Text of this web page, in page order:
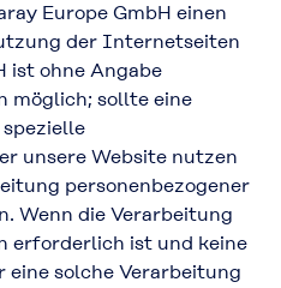
Europe GmbH einen
der Internetseiten
ist ohne Angabe
möglich; sollte eine
unsere Website nutzen
personenbezogener
Wenn die Verarbeitung
erforderlich ist und keine
solche Verarbeitung